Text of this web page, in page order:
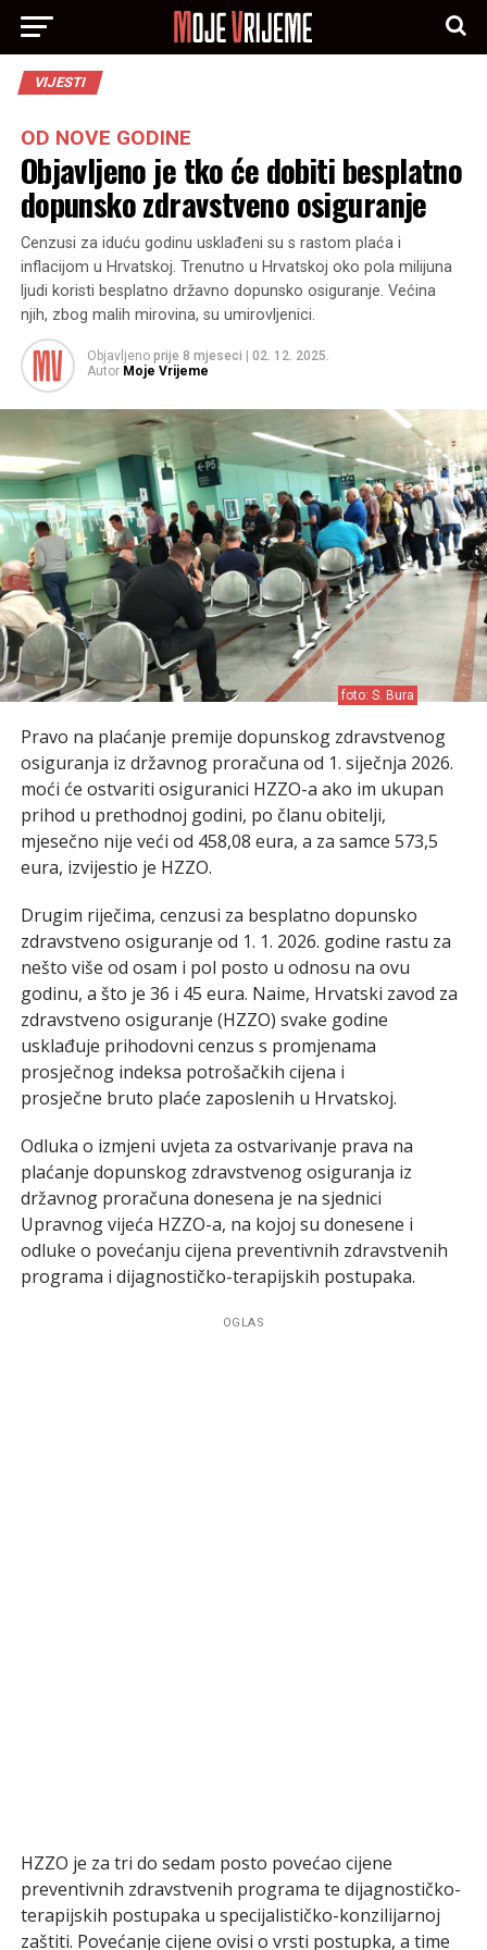
VIJESTI
OD NOVE GODINE
Objavljeno je tko će dobiti besplatno
dopunsko zdravstveno osiguranje
Cenzusi za iduću godinu usklađeni su s rastom plaća i
inflacijom u Hrvatskoj. Trenutno u Hrvatskoj oko pola milijuna
ljudi koristi besplatno državno dopunsko osiguranje. Većina
njih, zbog malih mirovina, su umirovljenici.
Objavljeno prije 8 mjeseci
02. 12. 2025.
Autor Moje Vrijeme
foto: S. Bura
Pravo na plaćanje premije dopunskog zdravstvenog
osiguranja iz državnog proračuna od 1. siječnja 2026.
moći će ostvariti osiguranici HZZO-a ako im ukupan
prihod u prethodnoj godini, po članu obitelji,
mjesečno nije veći od 458,08 eura, a za samce 573,5
eura, izvijestio je HZZO.
Drugim riječima, cenzusi za besplatno dopunsko
zdravstveno osiguranje od 1. 1. 2026. godine rastu za
nešto više od osam i pol posto u odnosu na ovu
godinu, a što je 36 i 45 eura. Naime, Hrvatski zavod za
zdravstveno osiguranje (HZZO) svake godine
usklađuje prihodovni cenzus s promjenama
prosječnog indeksa potrošačkih cijena i
prosječne bruto plaće zaposlenih u Hrvatskoj.
Odluka o izmjeni uvjeta za ostvarivanje prava na
plaćanje dopunskog zdravstvenog osiguranja iz
državnog proračuna donesena je na sjednici
Upravnog vijeća HZZO-a, na kojoj su donesene i
odluke o povećanju cijena preventivnih zdravstvenih
programa i dijagnostičko-terapijskih postupaka.
OGLAS
HZZO je za tri do sedam posto povećao cijene
preventivnih zdravstvenih programa te dijagnostičko-
terapijskih postupaka u specijalističko-konzilijarnoj
zaštiti. Povećanje cijene ovisi o vrsti postupka, a time